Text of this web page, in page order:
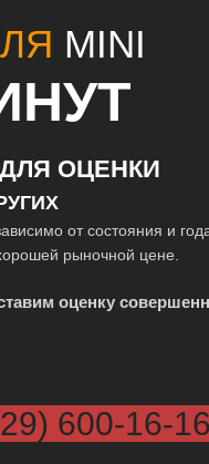
MINI
ОЦЕНКИ
от состояния и
рыночной цене.
оценку
600-16-16